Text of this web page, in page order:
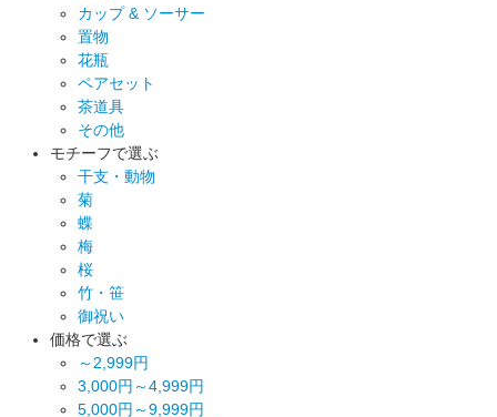
カップ & ソーサー
置物
花瓶
ペアセット
茶道具
その他
モチーフで選ぶ
干支・動物
菊
蝶
梅
桜
竹・笹
御祝い
価格で選ぶ
～2,999円
3,000円～4,999円
5,000円～9,999円